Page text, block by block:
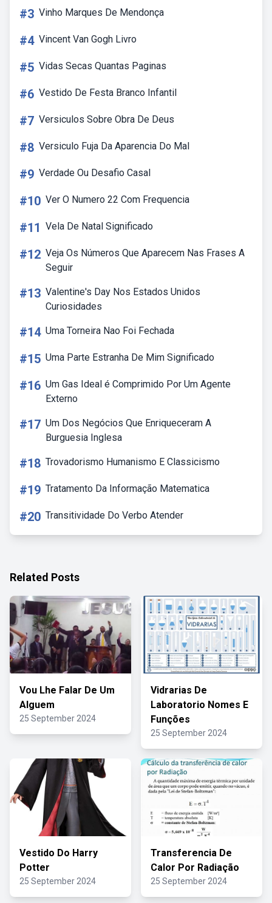
#3 Vinho Marques De Mendonça
#4 Vincent Van Gogh Livro
#5 Vidas Secas Quantas Paginas
#6 Vestido De Festa Branco Infantil
#7 Versiculos Sobre Obra De Deus
#8 Versiculo Fuja Da Aparencia Do Mal
#9 Verdade Ou Desafio Casal
#10 Ver O Numero 22 Com Frequencia
#11 Vela De Natal Significado
#12 Veja Os Números Que Aparecem Nas Frases A
Seguir
#13 Valentine's Day Nos Estados Unidos
Curiosidades
#14 Uma Torneira Nao Foi Fechada
#15 Uma Parte Estranha De Mim Significado
#16 Um Gas Ideal é Comprimido Por Um Agente
Externo
#17 Um Dos Negócios Que Enriqueceram A
Burguesia Inglesa
#18 Trovadorismo Humanismo E Classicismo
#19 Tratamento Da Informação Matematica
#20 Transitividade Do Verbo Atender
Related Posts
Vou Lhe Falar De Um
Alguem
25 September 2024
Vidrarias De
Laboratorio Nomes E
Funções
25 September 2024
Vestido Do Harry
Potter
25 September 2024
Transferencia De
Calor Por Radiação
25 September 2024